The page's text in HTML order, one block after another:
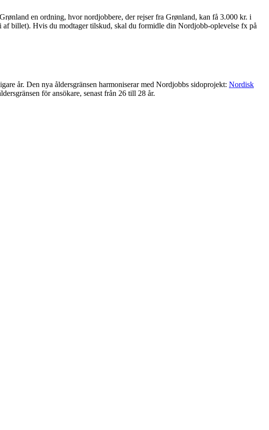
en ordning, hvor nordjobbere, der rejser fra Grønland, kan få 3.000 kr. i
billet). Hvis du modtager tilskud, skal du formidle din Nordjobb-oplevelse fx på
år. Den nya åldersgränsen harmoniserar med Nordjobbs sidoprojekt: Nordisk
för ansökare, senast från 26 till 28 år.